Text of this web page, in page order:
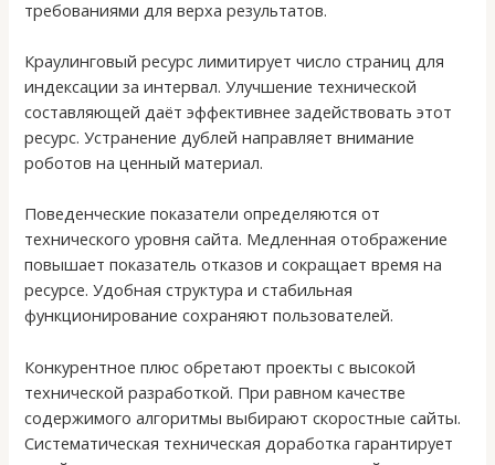
требованиями для верха результатов.
Краулинговый ресурс лимитирует число страниц для
индексации за интервал. Улучшение технической
составляющей даёт эффективнее задействовать этот
ресурс. Устранение дублей направляет внимание
роботов на ценный материал.
Поведенческие показатели определяются от
технического уровня сайта. Медленная отображение
повышает показатель отказов и сокращает время на
ресурсе. Удобная структура и стабильная
функционирование сохраняют пользователей.
Конкурентное плюс обретают проекты с высокой
технической разработкой. При равном качестве
содержимого алгоритмы выбирают скоростные сайты.
Систематическая техническая доработка гарантирует